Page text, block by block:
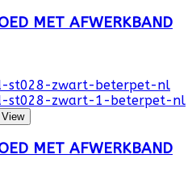
MET AFWERKBAND
MET AFWERKBAND